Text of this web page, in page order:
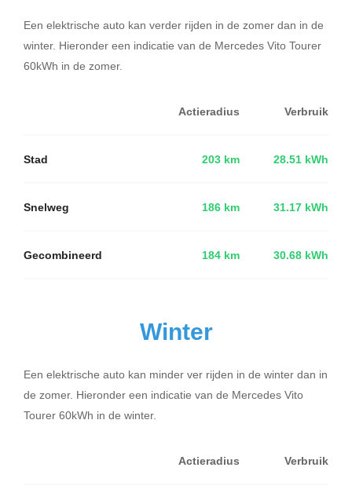
Een elektrische auto kan verder rijden in de zomer dan in de
winter. Hieronder een indicatie van de Mercedes Vito Tourer
60kWh in de zomer.
Actieradius Verbruik
Stad 203 km 28.51 kWh
Snelweg 186 km 31.17 kWh
Gecombineerd 184 km 30.68 kWh
Winter
Een elektrische auto kan minder ver rijden in de winter dan in
de zomer. Hieronder een indicatie van de Mercedes Vito
Tourer 60kWh in de winter.
Actieradius Verbruik